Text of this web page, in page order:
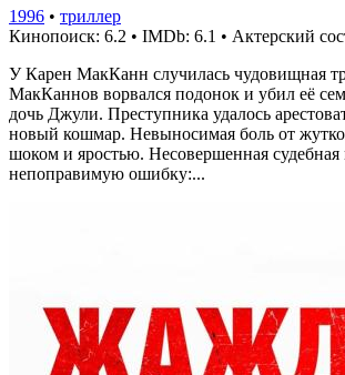
1996 • триллер
Кинопоиск: 6.2 • IMDb: 6.1 • Актерский
У Карен МакКанн случилась чудовищная
МакКаннов ворвался подонок и убил её
дочь Джули. Преступника удалось
новый кошмар. Невыносимая боль от
шоком и яростью. Несовершенная
непоправимую ошибку:...